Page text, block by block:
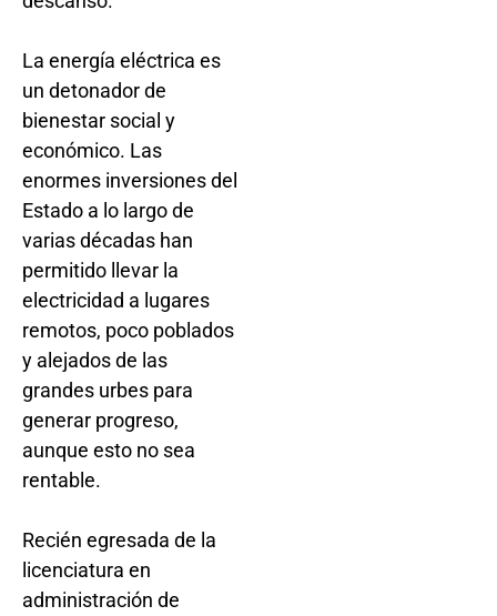
La energía eléctrica es
un detonador de
bienestar social y
económico. Las
enormes inversiones del
Estado a lo largo de
varias décadas han
permitido llevar la
electricidad a lugares
remotos, poco poblados
y alejados de las
grandes urbes para
generar progreso,
aunque esto no sea
rentable.
Recién egresada de la
licenciatura en
administración de